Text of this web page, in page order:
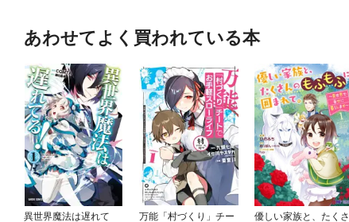
あわせてよく買われている本
異世界魔法は遅れて
万能「村づくり」チー
優しい家族と、たくさ